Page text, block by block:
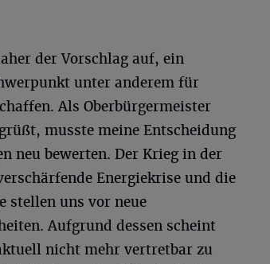
der Vorschlag auf, ein
unter anderem für
Als Oberbürgermeister
musste meine Entscheidung
neu bewerten. Der Krieg in der
Energiekrise und die
stellen uns vor neue
Aufgrund dessen scheint
nicht mehr vertretbar zu